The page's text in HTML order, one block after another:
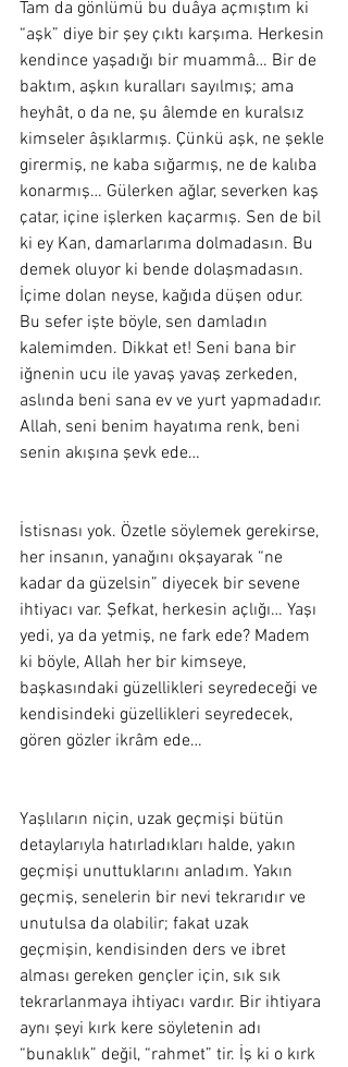
Tam da gönlümü bu duâya açmıştım ki
“aşk” diye bir şey çıktı karşıma. Herkesin
kendince yaşadığı bir muammâ… Bir de
baktım, aşkın kuralları sayılmış; ama
heyhât, o da ne, şu âlemde en kuralsız
kimseler âşıklarmış. Çünkü aşk, ne şekle
girermiş, ne kaba sığarmış, ne de kalıba
konarmış… Gülerken ağlar, severken kaş
çatar, içine işlerken kaçarmış. Sen de bil
ki ey Kan, damarlarıma dolmadasın. Bu
demek oluyor ki bende dolaşmadasın.
İçime dolan neyse, kağıda düşen odur.
Bu sefer işte böyle, sen damladın
kalemimden. Dikkat et! Seni bana bir
iğnenin ucu ile yavaş yavaş zerkeden,
aslında beni sana ev ve yurt yapmadadır.
Allah, seni benim hayatıma renk, beni
senin akışına şevk ede…
İstisnası yok. Özetle söylemek gerekirse,
her insanın, yanağını okşayarak “ne
kadar da güzelsin” diyecek bir sevene
ihtiyacı var. Şefkat, herkesin açlığı… Yaşı
yedi, ya da yetmiş, ne fark ede? Madem
ki böyle, Allah her bir kimseye,
başkasındaki güzellikleri seyredeceği ve
kendisindeki güzellikleri seyredecek,
gören gözler ikrâm ede…
Yaşlıların niçin, uzak geçmişi bütün
detaylarıyla hatırladıkları halde, yakın
geçmişi unuttuklarını anladım. Yakın
geçmiş, senelerin bir nevi tekrarıdır ve
unutulsa da olabilir; fakat uzak
geçmişin, kendisinden ders ve ibret
alması gereken gençler için, sık sık
tekrarlanmaya ihtiyacı vardır. Bir ihtiyara
aynı şeyi kırk kere söyletenin adı
“bunaklık” değil, “rahmet” tir. İş ki o kırk